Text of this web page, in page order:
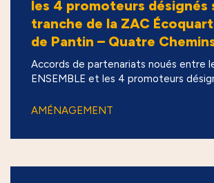
les 4 promoteurs désignés
tranche de la ZAC
de Pantin – Quatre
Accords de partenariats noués entre
ENSEMBLE et les 4 promoteurs
AMÉNAGEMENT